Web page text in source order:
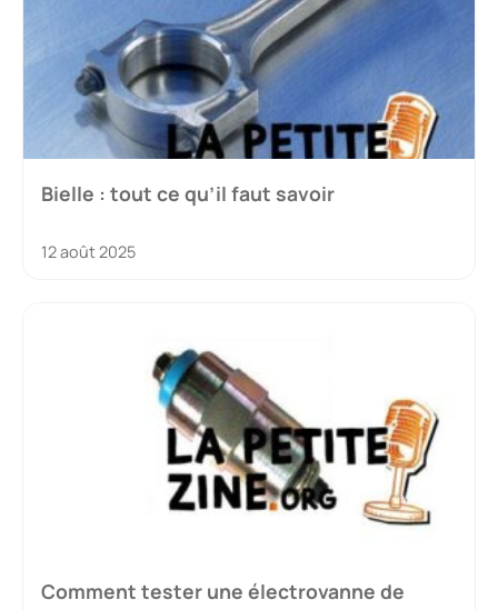
Bielle : tout ce qu’il faut savoir
12 août 2025
Comment tester une électrovanne de